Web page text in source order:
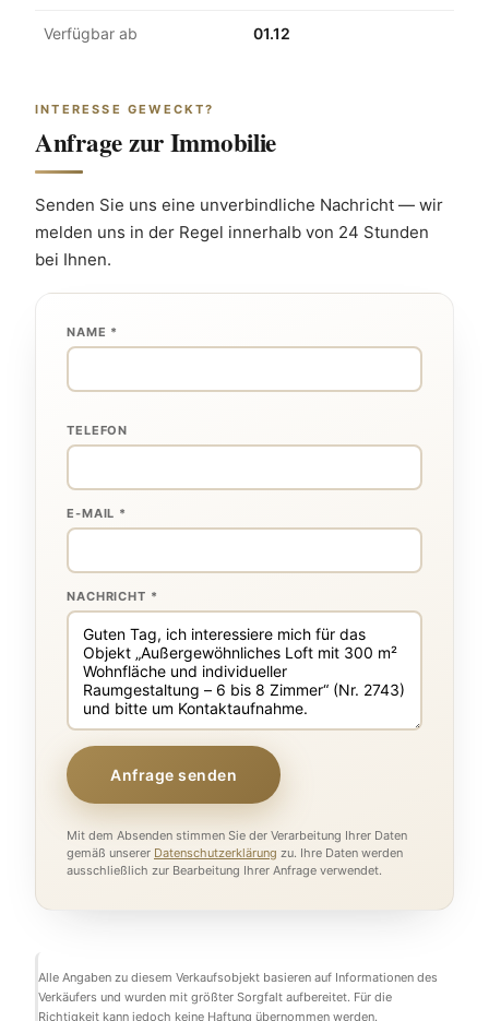
Verfügbar ab 01.12
INTERESSE GEWECKT?
Anfrage zur Immobilie
Senden Sie uns eine unverbindliche Nachricht — wir
melden uns in der Regel innerhalb von 24 Stunden
bei Ihnen.
NAME *
TELEFON
E-MAIL *
NACHRICHT *
Anfrage senden
Mit dem Absenden stimmen Sie der Verarbeitung Ihrer Daten
gemäß unserer Datenschutzerklärung zu. Ihre Daten werden
ausschließlich zur Bearbeitung Ihrer Anfrage verwendet.
Alle Angaben zu diesem Verkaufsobjekt basieren auf Informationen des
Verkäufers und wurden mit größter Sorgfalt aufbereitet. Für die
Richtigkeit kann jedoch keine Haftung übernommen werden.